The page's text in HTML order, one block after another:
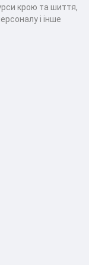
крою та шиття,
і інше